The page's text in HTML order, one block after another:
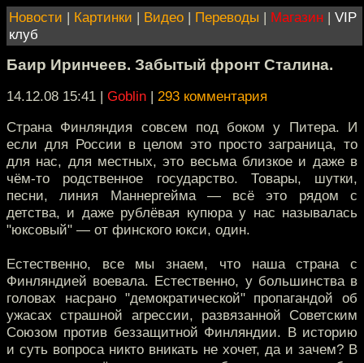
Новости | Картинки | Видео | Переводы | Магазин | VIP
клуб
Баир Иринчеев. Забытый фронт Сталина.
14.12.08 15:41 | Goblin | 293 комментария
Страна Финляндия совсем под боком у Питера. И
если для России в целом это просто заграница, то
для нас, для местных, это весьма близкое и даже в
чём-то родственное государство. Товары, шутки,
песни, линия Маннергейма — всё это рядом с
детства, и даже рублёвая купюра у нас называлась
"юксовый" — от финского юкси, один.
Естественно, все мы знаем, что наша страна с
Финляндией воевала. Естественно, у большинства в
головах насрано "демократической" пропагандой об
ужасах страшной агрессии, развязанной Советским
Союзом против беззащитной Финляндии. В историю
и суть вопроса никто вникать не хочет, да и зачем? В